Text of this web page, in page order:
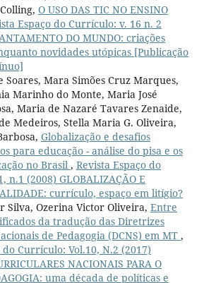
O USO DAS TIC NO ENSINO
Espaço do Currículo: v. 16 n. 2
DO MUNDO: criações
novidades utópicas [Publicação
Soares, Mara Simões Cruz Marques,
Marinho do Monte, Maria José
Maria de Nazaré Tavares Zenaide,
Medeiros, Stella Maria G. Oliveira,
Globalização e desafios
para educação - análise do pisa e os
no Brasil , Revista Espaço do
n.1 (2008) GLOBALIZAÇÃO E
currículo, espaço em litígio?
Silva, Ozerina Victor Oliveira, Entre
da tradução das Diretrizes
de Pedagogia (DCNS) em MT ,
do Currículo: Vol.10, N.2 (2017)
NACIONAIS PARA O
uma década de políticas e